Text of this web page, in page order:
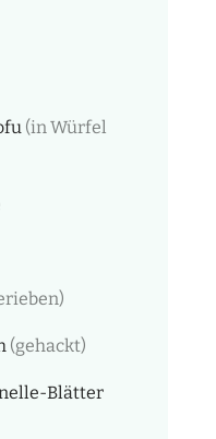
(in Würfel
(gehackt)
Blätter